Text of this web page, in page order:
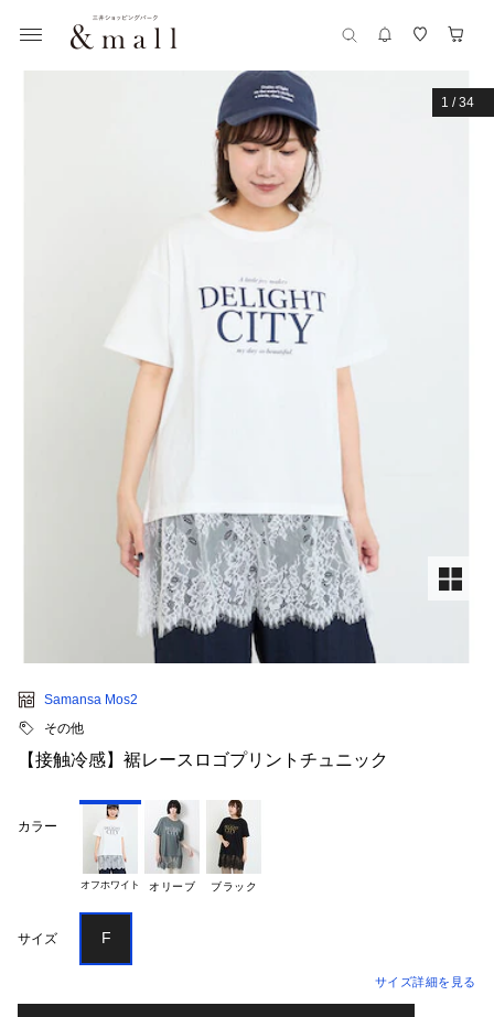
1 /34
Samansa Mos2
その他
【接触冷感】裾レースロゴプリントチュニック
カラー
オフホワイト オリーブ ブラック
サイズ F
サイズ詳細を見る